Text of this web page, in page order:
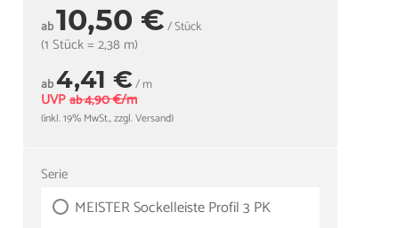
ab10,50 €/ Stück
(1 Stück = 2,38 m)
ab4,41 €/ m
UVP ab4,90 €/m
(inkl. 19% MwSt., zzgl. Versand)
Serie
MEISTER Sockelleiste Profil 3 PK